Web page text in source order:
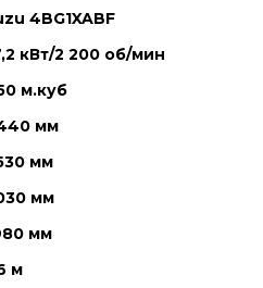
4BG1XABF
кВт/2 200 об/мин
м.куб
мм
мм
мм
мм
м